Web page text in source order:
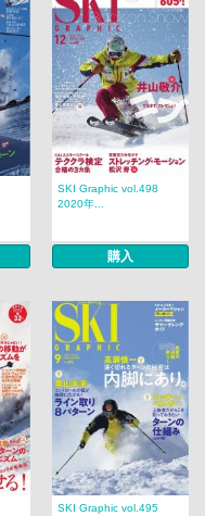
SKI Graphic vol.498
2020年...
購入
SKI Graphic vol.495